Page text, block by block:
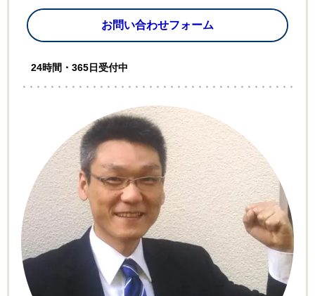
お問い合わせフォーム
24時間・365日受付中